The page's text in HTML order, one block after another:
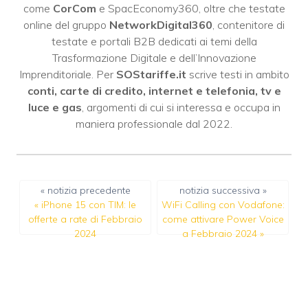
come CorCom e SpacEconomy360, oltre che testate
online del gruppo NetworkDigital360, contenitore di
testate e portali B2B dedicati ai temi della
Trasformazione Digitale e dell’Innovazione
Imprenditoriale. Per SOStariffe.it scrive testi in ambito
conti, carte di credito, internet e telefonia, tv e
luce e gas, argomenti di cui si interessa e occupa in
maniera professionale dal 2022.
« notizia precedente
« iPhone 15 con TIM: le
offerte a rate di Febbraio
2024
notizia successiva »
WiFi Calling con Vodafone:
come attivare Power Voice
a Febbraio 2024»